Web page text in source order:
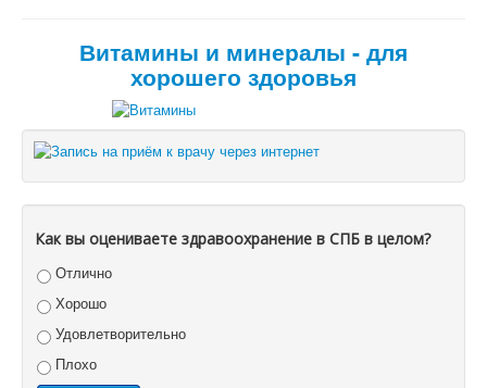
Витамины и минералы - для
хорошего здоровья
Как вы оцениваете здравоохранение в СПБ в целом?
Отлично
Хорошо
Удовлетворительно
Плохо